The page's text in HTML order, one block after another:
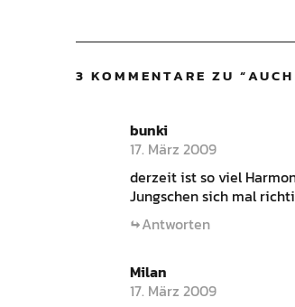
3 KOMMENTARE ZU “
bunki
17. März 2009
derzeit ist so viel
Jungschen sich mal
Antworten
Milan
17. März 2009